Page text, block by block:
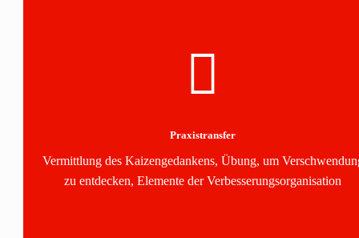
Praxistransfer
Vermittlung des Kaizengedankens, Übung, um
zu entdecken, Elemente der Verbesserungs­organisation